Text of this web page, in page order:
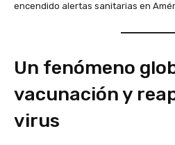
encendido alertas sanitarias en
Un fenómeno
vacunación y
virus